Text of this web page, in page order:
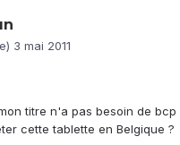
3 mai 2011
titre n'a pas besoin de bcp
cette tablette en Belgique ?